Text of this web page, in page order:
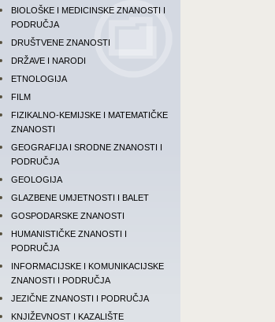
BIOLOŠKE I MEDICINSKE ZNANOSTI I
PODRUČJA
DRUŠTVENE ZNANOSTI
DRŽAVE I NARODI
ETNOLOGIJA
FILM
FIZIKALNO-KEMIJSKE I MATEMATIČKE
ZNANOSTI
GEOGRAFIJA I SRODNE ZNANOSTI I
PODRUČJA
GEOLOGIJA
GLAZBENE UMJETNOSTI I BALET
GOSPODARSKE ZNANOSTI
HUMANISTIČKE ZNANOSTI I
PODRUČJA
INFORMACIJSKE I KOMUNIKACIJSKE
ZNANOSTI I PODRUČJA
JEZIČNE ZNANOSTI I PODRUČJA
KNJIŽEVNOST I KAZALIŠTE